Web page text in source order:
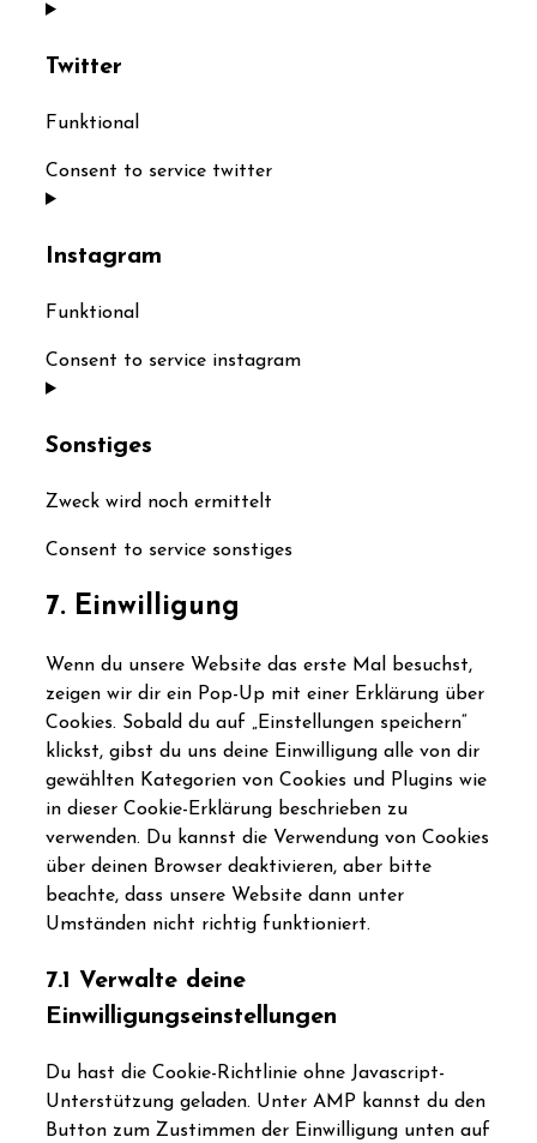
Twitter
Funktional
Consent to service twitter
Instagram
Funktional
Consent to service instagram
Sonstiges
Zweck wird noch ermittelt
Consent to service sonstiges
7. Einwilligung
Wenn du unsere Website das erste Mal besuchst,
zeigen wir dir ein Pop-Up mit einer Erklärung über
Cookies. Sobald du auf „Einstellungen speichern“
klickst, gibst du uns deine Einwilligung alle von dir
gewählten Kategorien von Cookies und Plugins wie
in dieser Cookie-Erklärung beschrieben zu
verwenden. Du kannst die Verwendung von Cookies
über deinen Browser deaktivieren, aber bitte
beachte, dass unsere Website dann unter
Umständen nicht richtig funktioniert.
7.1 Verwalte deine
Einwilligungseinstellungen
Du hast die Cookie-Richtlinie ohne Javascript-
Unterstützung geladen. Unter AMP kannst du den
Button zum Zustimmen der Einwilligung unten auf